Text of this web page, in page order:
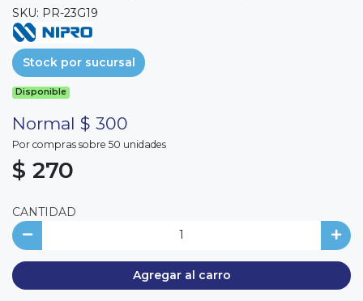
SKU: PR-23G19
Stock por sucursal
Disponible
Normal $ 300
Por compras sobre 50 unidades
$ 270
CANTIDAD
Agregar al carro